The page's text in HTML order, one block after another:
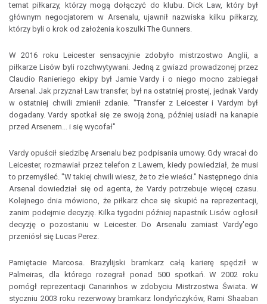
temat piłkarzy, którzy mogą dołączyć do klubu. Dick Law, który był
głównym negocjatorem w Arsenalu, ujawnił nazwiska kilku piłkarzy,
którzy byli o krok od założenia koszulki The Gunners.
W 2016 roku Leicester sensacyjnie zdobyło mistrzostwo Anglii, a
piłkarze Lisów byli rozchwytywani. Jedną z gwiazd prowadzonej przez
Claudio Ranieriego ekipy był Jamie Vardy i o niego mocno zabiegał
Arsenal. Jak przyznał Law transfer, był na ostatniej prostej, jednak Vardy
w ostatniej chwili zmienił zdanie. "Transfer z Leicester i Vardym był
dogadany. Vardy spotkał się ze swoją żoną, później usiadł na kanapie
przed Arsenem... i się wycofał"
Vardy opuścił siedzibę Arsenalu bez podpisania umowy. Gdy wracał do
Leicester, rozmawiał przez telefon z Lawem, kiedy powiedział, że musi
to przemyśleć. "W takiej chwili wiesz, że to złe wieści." Następnego dnia
Arsenal dowiedział się od agenta, że Vardy potrzebuje więcej czasu.
Kolejnego dnia mówiono, że piłkarz chce się skupić na reprezentacji,
zanim podejmie decyzję. Kilka tygodni później napastnik Lisów ogłosił
decyzję o pozostaniu w Leicester. Do Arsenalu zamiast Vardy'ego
przeniósł się Lucas Perez.
Pamiętacie Marcosa. Brazylijski bramkarz całą karierę spędził w
Palmeiras, dla którego rozegrał ponad 500 spotkań. W 2002 roku
pomógł reprezentacji Canarinhos w zdobyciu Mistrzostwa Świata. W
styczniu 2003 roku rezerwowy bramkarz londyńczyków, Rami Shaaban